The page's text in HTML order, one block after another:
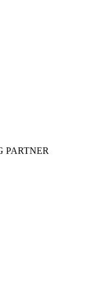
PARTNER